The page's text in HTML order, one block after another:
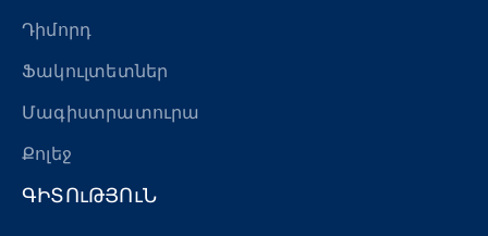
Դիմորդ
Ֆակուլտետներ
Մագիստրատուրա
Քոլեջ
ԳԻՏՈւԹՅՈւՆ